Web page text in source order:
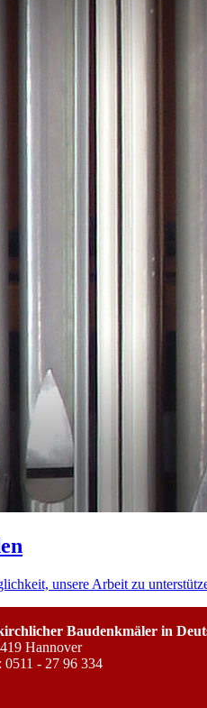
unsere Arbeit zu
Baudenkmäler in
Hannover
0511 - 27 96 334